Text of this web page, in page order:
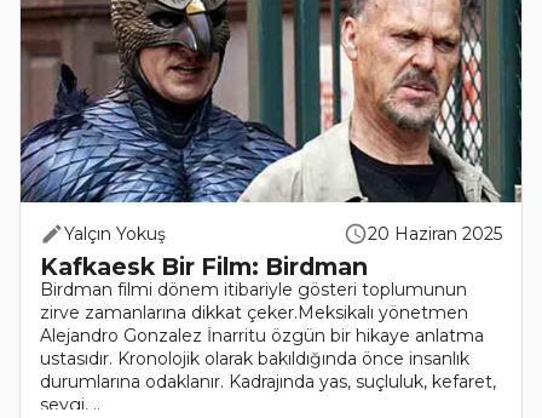
Yalçın Yokuş 20 Haziran 2025
Kafkaesk Bir Film: Birdman
Birdman filmi dönem itibariyle gösteri toplumunun
zirve zamanlarına dikkat çeker.Meksikalı yönetmen
Alejandro Gonzalez İnarritu özgün bir hikaye anlatma
ustasıdır. Kronolojik olarak bakıldığında önce insanlık
durumlarına odaklanır. Kadrajında yas, suçluluk, kefaret,
sevgi, ..